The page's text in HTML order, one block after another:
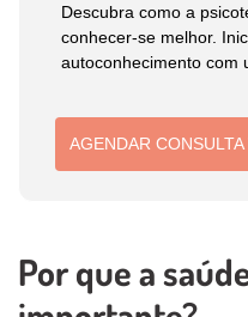
Descubra como a
conhecer-se melhor.
autoconhecimento com
AGENDAR CONSULTA
Por que a